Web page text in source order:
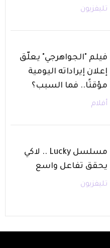
تليفزيون
فيلم "الجواهرجي" يعلّق
إعلان إيراداته اليومية
مؤقتًا.. فما السبب؟
أفلام
مسلسل Lucky .. لاكي
يحقق تفاعل واسع
تليفزيون